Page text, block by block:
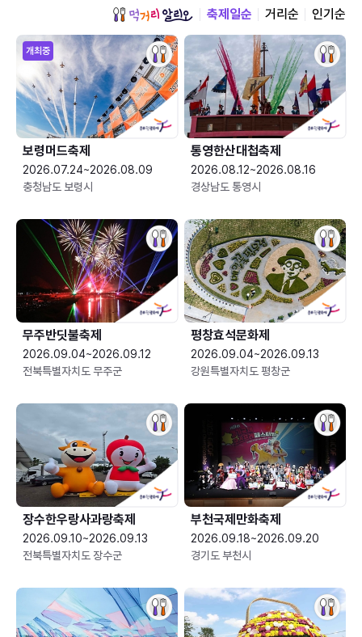
축제일순 거리순 인기순
개최중
보령머드축제
2026.07.24~2026.08.09
충청남도 보령시
통영한산대첩축제
2026.08.12~2026.08.16
경상남도 통영시
무주반딧불축제
2026.09.04~2026.09.12
전북특별자치도 무주군
평창효석문화제
2026.09.04~2026.09.13
강원특별자치도 평창군
장수한우랑사과랑축제
2026.09.10~2026.09.13
전북특별자치도 장수군
부천국제만화축제
2026.09.18~2026.09.20
경기도 부천시